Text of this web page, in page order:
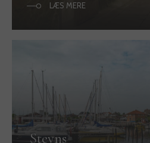
LÆS MERE
Stevns